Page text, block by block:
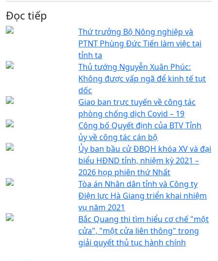
Đọc tiếp
Thứ trưởng Bộ Nông nghiệp và
PTNT Phùng Đức Tiến làm việc tại
tỉnh ta
Thủ tướng Nguyễn Xuân Phúc:
Không được vấp ngã để kinh tế tụt
dốc
Giao ban trực tuyến về công tác
phòng chống dịch Covid – 19
Công bố Quyết định của BTV Tỉnh
ủy về công tác cán bộ
Ủy ban bầu cử ĐBQH khóa XV và đại
biểu HĐND tỉnh, nhiệm kỳ 2021 –
2026 họp phiên thứ Nhất
Tòa án Nhân dân tỉnh và Công ty
Điện lực Hà Giang triển khai nhiệm
vụ năm 2021
Bắc Quang thi tìm hiểu cơ chế "một
cửa", "một cửa liên thông" trong
giải quyết thủ tục hành chính